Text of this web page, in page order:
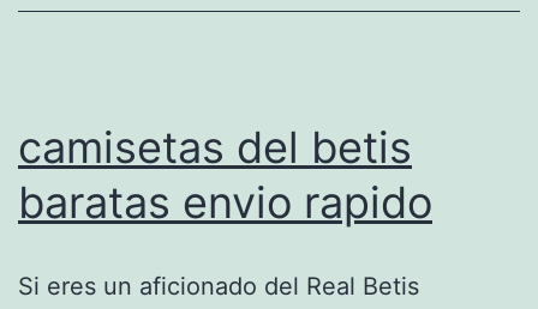
camisetas del betis
baratas envio rapido
Si eres un aficionado del Real Betis